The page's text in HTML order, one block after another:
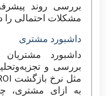
بررسی روند
مشکلات احتمالی را
داشبورد مشتری
داشبورد
بررسی و
مثل نرخ بازگشت
به ازای مشتری،